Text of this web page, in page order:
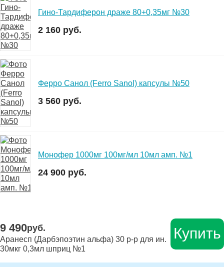
Гино-Тардиферон драже 80+0,35мг №30
2 160 руб.
Ферро Санол (Ferro Sanol) капсулы №50
3 560 руб.
Монофер 1000мг 100мг/мл 10мл амп. №1
24 900 руб.
9 490руб.
Аранесп (Дарбэпоэтин альфа) 30 р-р для ин.
30мкг 0,3мл шприц №1
Купить